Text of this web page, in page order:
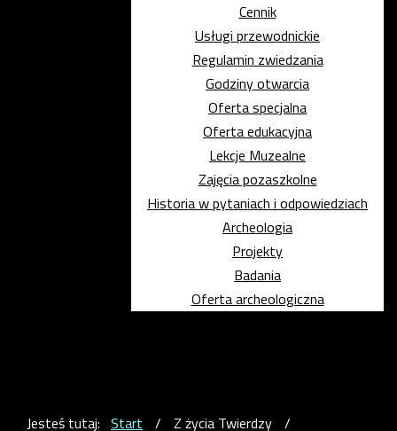
Cennik
Usługi przewodnickie
Regulamin zwiedzania
Godziny otwarcia
Oferta specjalna
Oferta edukacyjna
Lekcje Muzealne
Zajęcia pozaszkolne
Historia w pytaniach i odpowiedziach
Archeologia
Projekty
Badania
Oferta archeologiczna
Jesteś tutaj: Start / Z życia Twierdzy /